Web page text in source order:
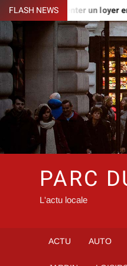
Skip
to
content
FLASH NEWS
augmenter un loyer en 2026
PARC
L'actu locale
ACTU AUTO